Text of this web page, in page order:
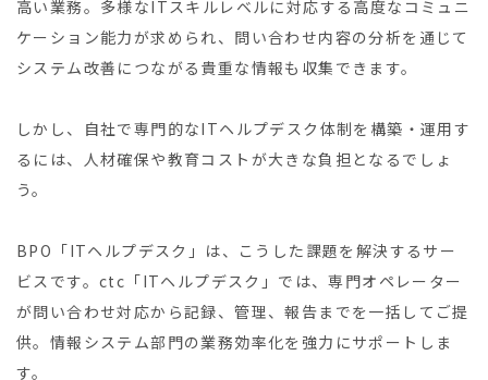
高い業務。多様なITスキルレベルに対応する高度なコミュニ
ケーション能力が求められ、問い合わせ内容の分析を通じて
システム改善につながる貴重な情報も収集できます。
しかし、自社で専門的なITヘルプデスク体制を構築・運用す
るには、人材確保や教育コストが大きな負担となるでしょ
う。
BPO「ITヘルプデスク」は、こうした課題を解決するサー
ビスです。ctc「ITヘルプデスク」では、専門オペレーター
が問い合わせ対応から記録、管理、報告までを一括してご提
供。情報システム部門の業務効率化を強力にサポートしま
す。